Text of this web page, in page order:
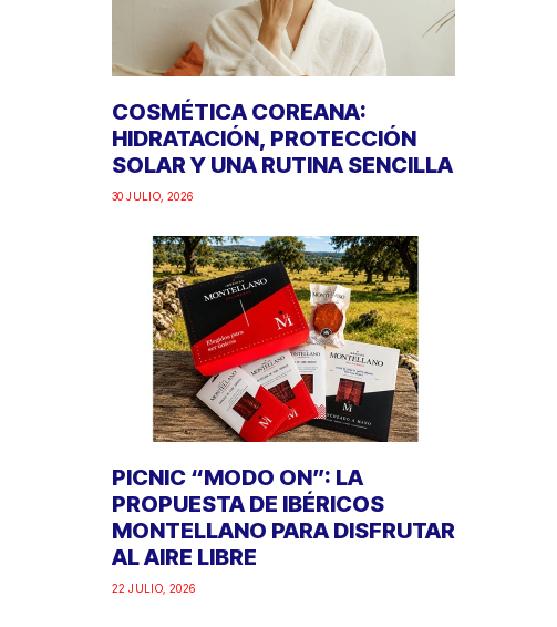
COSMÉTICA COREANA:
HIDRATACIÓN, PROTECCIÓN
SOLAR Y UNA RUTINA SENCILLA
30 JULIO, 2026
PICNIC “MODO ON”: LA
PROPUESTA DE IBÉRICOS
MONTELLANO PARA DISFRUTAR
AL AIRE LIBRE
22 JULIO, 2026